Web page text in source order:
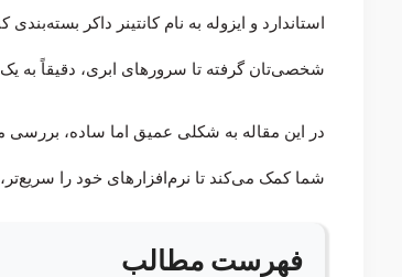
استاندارد و ایزوله به نام کانتینر داکر
شخصی‌تان گرفته تا سرورهای ابری، دقیقاً به
در این مقاله به شکلی عمیق اما ساده، بررسی
شما کمک می‌کند تا نرم‌افزارهای خود را
فهرست مطالب